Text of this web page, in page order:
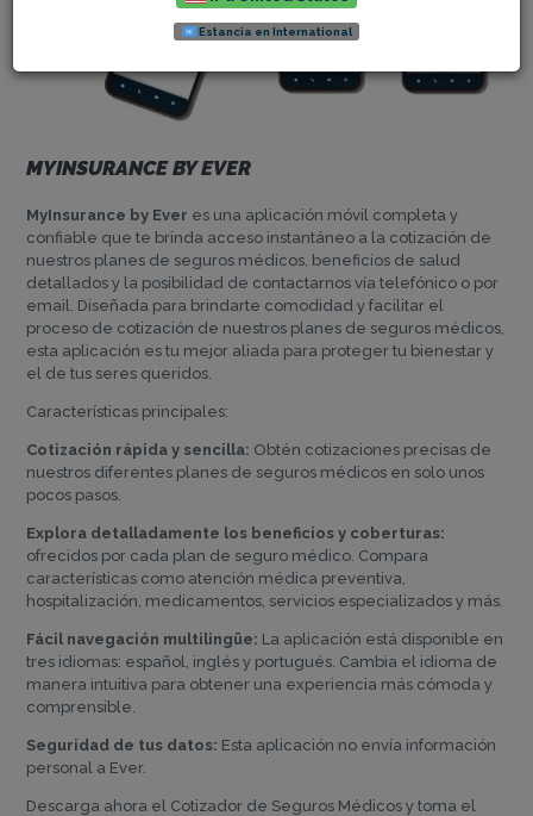
MYINSURANCE BY EVER
MyInsurance by Ever es una aplicación móvil completa y
confiable que te brinda acceso instantáneo a la cotización de
nuestros planes de seguros médicos, beneficios de salud
detallados y la posibilidad de contactarnos vía telefónico o por
email. Diseñada para brindarte comodidad y facilitar el
proceso de cotización de nuestros planes de seguros médicos,
esta aplicación es tu mejor aliada para proteger tu bienestar y
el de tus seres queridos.
Características principales:
Cotización rápida y sencilla: Obtén cotizaciones precisas de
nuestros diferentes planes de seguros médicos en solo unos
pocos pasos.
Explora detalladamente los beneficios y coberturas:
ofrecidos por cada plan de seguro médico. Compara
características como atención médica preventiva,
hospitalización, medicamentos, servicios especializados y más.
Fácil navegación multilingüe: La aplicación está disponible en
tres idiomas: español, inglés y portugués. Cambia el idioma de
manera intuitiva para obtener una experiencia más cómoda y
comprensible.
Seguridad de tus datos: Esta aplicación no envía información
personal a Ever.
Descarga ahora el Cotizador de Seguros Médicos y toma el
Estancia en International